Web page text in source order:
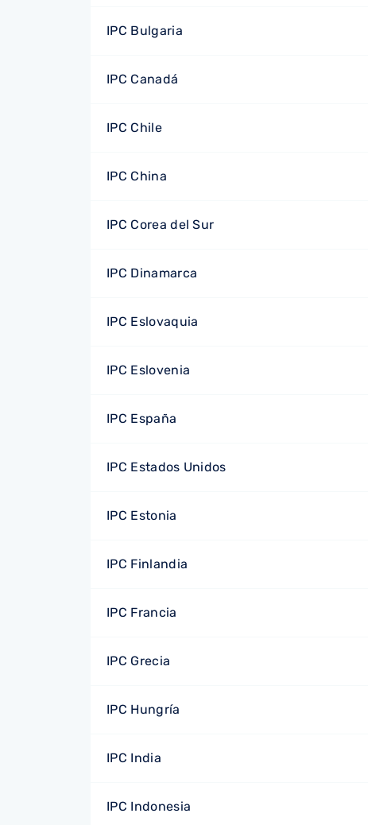
IPC Bulgaria
IPC Canadá
IPC Chile
IPC China
IPC Corea del Sur
IPC Dinamarca
IPC Eslovaquia
IPC Eslovenia
IPC España
IPC Estados Unidos
IPC Estonia
IPC Finlandia
IPC Francia
IPC Grecia
IPC Hungría
IPC India
IPC Indonesia